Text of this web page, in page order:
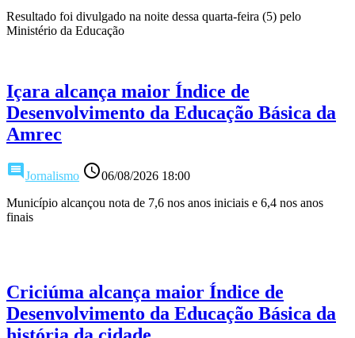
Resultado foi divulgado na noite dessa quarta-feira (5) pelo
Ministério da Educação
Içara alcança maior Índice de
Desenvolvimento da Educação Básica da
Amrec
comment Jornalismo access_time06/08/2026 18:00
Município alcançou nota de 7,6 nos anos iniciais e 6,4 nos anos
finais
Criciúma alcança maior Índice de
Desenvolvimento da Educação Básica da